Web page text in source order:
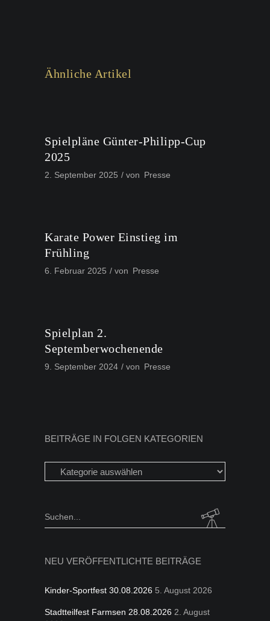
Ähnliche Artikel
Spielpläne Günter-Philipp-Cup
2025
2. September 2025 von Presse
Karate Power Einstieg im
Frühling
6. Februar 2025 von Presse
Spielplan 2.
Septemberwochenende
9. September 2024 von Presse
BEITRÄGE IN FOLGEN KATEGORIEN
Beiträge
in
Kategorien
Search
NEU VERÖFFENTLICHTE BEITRÄGE
Kinder-Sportfest 30.08.2026 5. August 2026
Stadtteilfest Farmsen 28.08.2026 2. August